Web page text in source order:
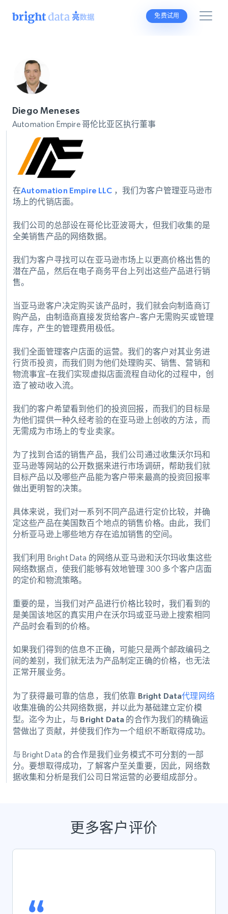
免费试用
Diego Meneses
Automation Empire 哥伦比亚区执行董事
在Automation Empire LLC ，我们为客户管理亚马逊市
场上的代销店面。
我们公司的总部设在哥伦比亚波哥大，但我们收集的是
全美销售产品的网络数据。
我们为客户寻找可以在亚马逊市场上以更高价格出售的
潜在产品，然后在电子商务平台上列出这些产品进行销
售。
当亚马逊客户决定购买该产品时，我们就会向制造商订
购产品，由制造商直接发货给客户–客户无需购买或管理
库存，产生的管理费用极低。
我们全面管理客户店面的运营。我们的客户对其业务进
行货币投资，而我们则为他们处理购买、销售、营销和
物流事宜–在我们实现虚拟店面流程自动化的过程中，创
造了被动收入流。
我们的客户希望看到他们的投资回报，而我们的目标是
为他们提供一种久经考验的在亚马逊上创收的方法，而
无需成为市场上的专业卖家。
为了找到合适的销售产品，我们公司通过收集沃尔玛和
亚马逊等网站的公开数据来进行市场调研，帮助我们就
目标产品以及哪些产品能为客户带来最高的投资回报率
做出更明智的决策。
具体来说，我们对一系列不同产品进行定价比较，并确
定这些产品在美国数百个地点的销售价格。由此，我们
分析亚马逊上哪些地方存在追加销售的空间。
我们利用 Bright Data 的网络从亚马逊和沃尔玛收集这些
网络数据点，使我们能够有效地管理 300 多个客户店面
的定价和物流策略。
重要的是，当我们对产品进行价格比较时，我们看到的
是美国该地区的真实用户在沃尔玛或亚马逊上搜索相同
产品时会看到的价格。
如果我们得到的信息不正确，可能只是两个邮政编码之
间的差别，我们就无法为产品制定正确的价格，也无法
正常开展业务。
为了获得最可靠的信息，我们依靠 Bright Data代理网络
收集准确的公共网络数据，并以此为基础建立定价模
型。迄今为止，与 Bright Data 的合作为我们的精确运
营做出了贡献，并使我们作为一个组织不断取得成功。
与 Bright Data 的合作是我们业务模式不可分割的一部
分。要想取得成功，了解客户至关重要，因此，网络数
据收集和分析是我们公司日常运营的必要组成部分。
更多客户评价